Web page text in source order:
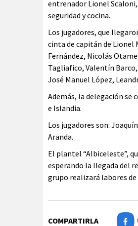
entrenador Lionel
seguridad y cocina.
Los jugadores, que
cinta de capitán de Lionel
Fernández, Nicolás
Tagliafico, Valentín
José Manuel López,
Además, la delegación se
e Islandia.
Los jugadores son:
Aranda.
El plantel “Albiceleste”,
esperando la llegada del
grupo realizará labores
COMPARTIRLA